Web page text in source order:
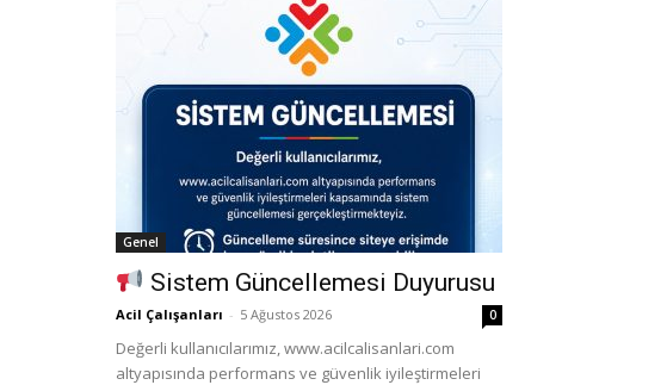
Genel
Sistem Güncellemesi Duyurusu
Acil Çalışanları - 5 Ağustos 2026 0
Değerli kullanıcılarımız, www.acilcalisanlari.com
altyapısında performans ve güvenlik iyileştirmeleri